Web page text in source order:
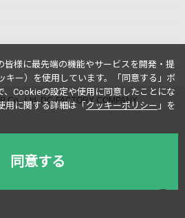
Co., Ltd. DC-FACTORY COMPANY
皆様に最先端の機能やサービスを開発・提
ー）を使用しています。
「同意する」ボ
、Cookieの設定や使用に同意したことにな
用に関する詳細は「 クッキーポリシー 」を
同意する